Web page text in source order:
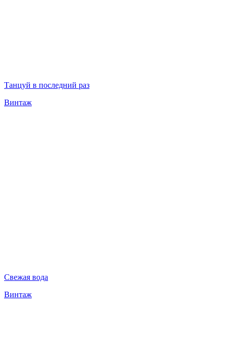
Танцуй в последний раз
Винтаж
Свежая вода
Винтаж